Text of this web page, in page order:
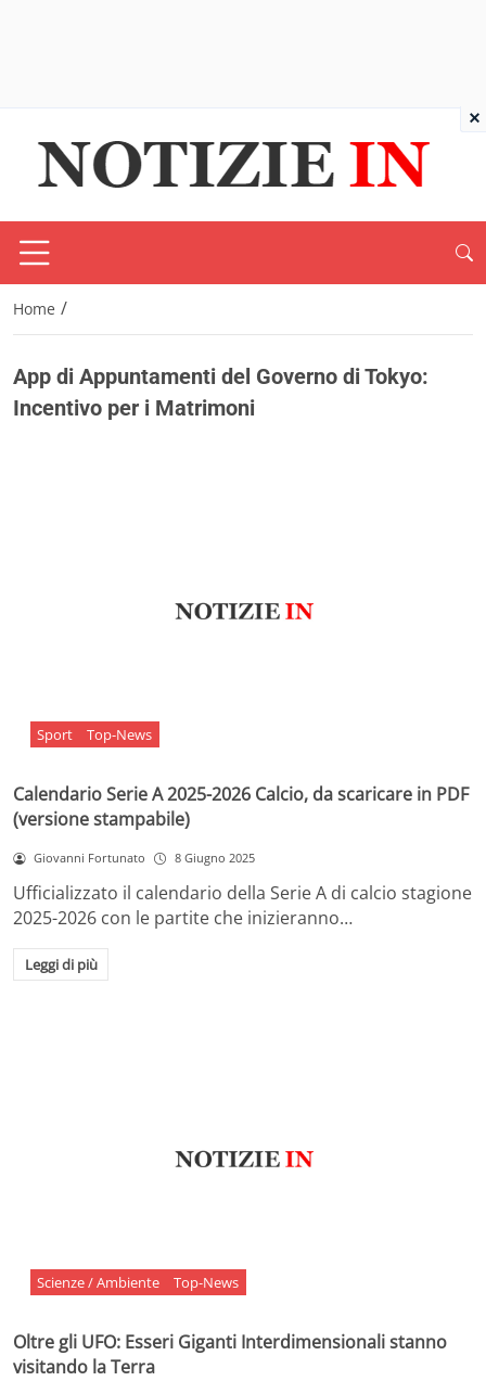
Home /
App di Appuntamenti del Governo di Tokyo:
Incentivo per i Matrimoni
Sport Top-News
Calendario Serie A 2025-2026 Calcio, da scaricare in PDF
(versione stampabile)
Giovanni Fortunato 8 Giugno 2025
Ufficializzato il calendario della Serie A di calcio stagione
2025-2026 con le partite che inizieranno…
Leggi di più
Scienze / Ambiente Top-News
Oltre gli UFO: Esseri Giganti Interdimensionali stanno
visitando la Terra
×